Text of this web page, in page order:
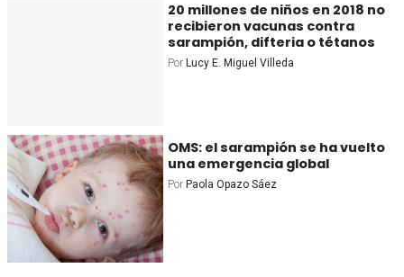
20 millones de niños en 2018 no
recibieron vacunas contra
sarampión, difteria o tétanos
Por Lucy E. Miguel Villeda
OMS: el sarampión se ha vuelto
una emergencia global
Por Paola Opazo Sáez